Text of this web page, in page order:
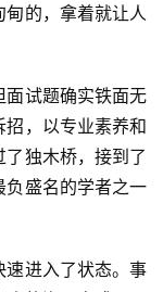
的，拿着就让人
面试题确实铁面无
，以专业素养和
独木桥，接到了
负盛名的学者之一
速进入了状态。事